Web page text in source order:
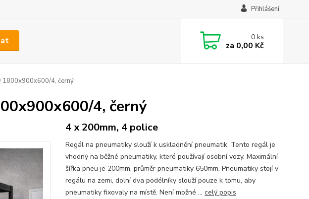
Přihlášení
0ks
za 0,00 Kč
1800x900x600/4, černý
4, černý
4 x 200mm, 4 police
Regál na pneumatiky slouží k uskladnění pneumatik. Tento regál je
vhodný na běžné pneumatiky, které používají osobní vozy. Maximální
šířka pneu je 200mm, průměr pneumatiky 650mm. Pneumatiky stojí v
regálu na zemi, dolní dva podélníky slouží pouze k tomu, aby
pneumatiky fixovaly na místě. Není možné ... celý popis